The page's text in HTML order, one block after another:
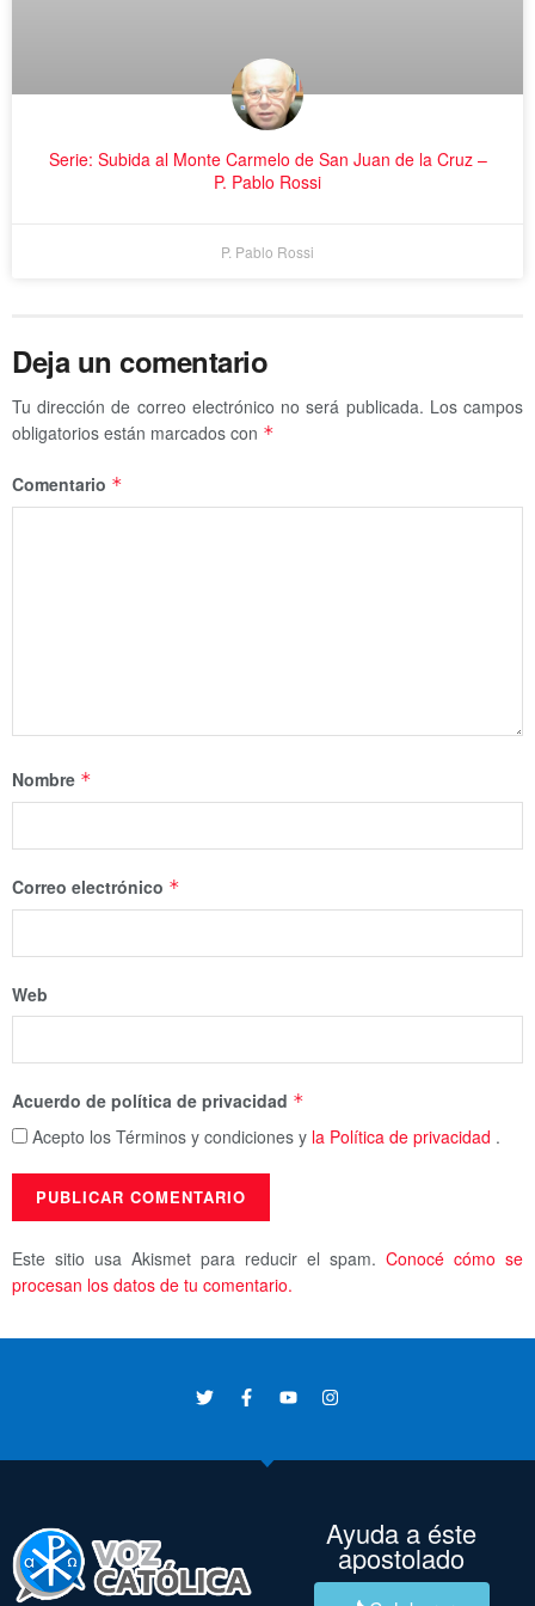
Serie: Subida al Monte Carmelo de San Juan de la Cruz –
P. Pablo Rossi
P. Pablo Rossi
Deja un comentario
Tu dirección de correo electrónico no será publicada. Los campos
obligatorios están marcados con *
Comentario *
Nombre *
Correo electrónico *
Web
Acuerdo de política de privacidad *
Acepto los Términos y condiciones y la Política de privacidad .
Este sitio usa Akismet para reducir el spam. Conocé cómo se
procesan los datos de tu comentario.
Ayuda a éste
apostolado